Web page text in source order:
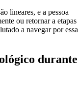
lineares, e a pessoa
ou retornar a etapas
a navegar por essa
durante